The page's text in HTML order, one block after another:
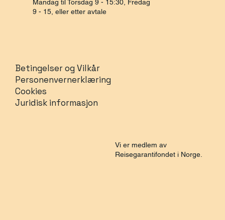
Mandag til Torsdag 9 - 15:30, Fredag
9 - 15, eller etter avtale
Betingelser og Vilkår
Personenvernerklæring
Cookies
Juridisk informasjon
Vi er medlem av
Reisegarantifondet i Norge.